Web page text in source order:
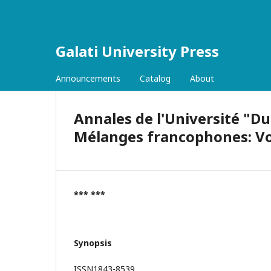
Galati University Press
Announcements Catalog About
Annales de l'Université
Mélanges francophones:
*** ***
Synopsis